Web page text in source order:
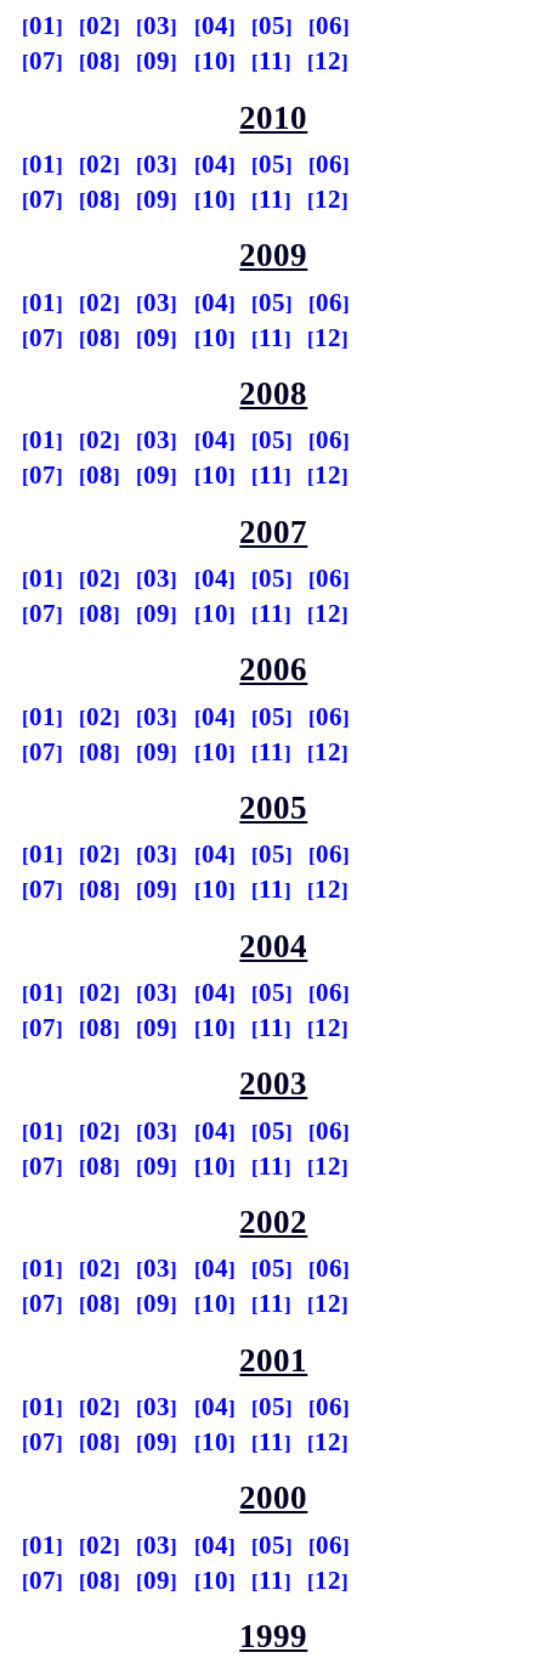
01 02 03 04 05
06
07
08 09 10 11 12
2010
01 02 03 04 05
06
07
08 09 10 11 12
2009
01 02 03 04 05
06
07
08 09 10 11 12
2008
01 02 03 04 05
06
07
08 09 10 11 12
2007
01 02 03 04 05
06
07
08 09 10 11 12
2006
01 02 03 04 05
06
07
08 09 10 11 12
2005
01 02 03 04 05
06
07
08 09 10 11 12
2004
01 02 03 04 05
06
07
08 09 10 11 12
2003
01 02 03 04 05
06
07
08 09 10 11 12
2002
01 02 03 04 05
06
07
08 09 10 11 12
2001
01 02 03 04 05
06
07
08 09 10 11 12
2000
01 02 03 04 05
06
07
08 09 10 11 12
1999